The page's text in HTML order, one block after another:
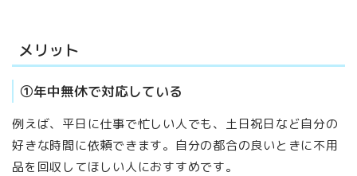
メリット
①年中無休で対応している
例えば、平日に仕事で忙しい人でも、土日祝日など自分の
好きな時間に依頼できます。自分の都合の良いときに不用
品を回収してほしい人におすすめです。